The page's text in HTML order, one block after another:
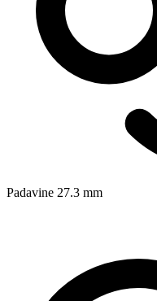
Padavine 27.3 mm